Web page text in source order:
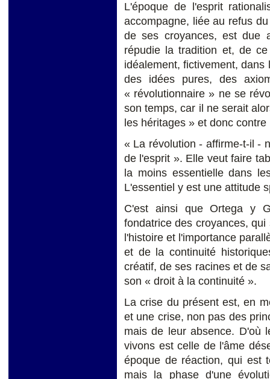
L'époque de l'esprit
accompagne, liée au refus
de ses croyances, est due
répudie la tradition et, de
idéalement, fictivement,
des idées pures, des
« révolutionnaire » ne se
son temps, car il ne serait
les héritages » et donc
« La révolution - affirme-t-il -
de l'esprit ». Elle veut faire
la moins essentielle dans
L'essentiel y est une attitude
C'est ainsi que Ortega y
fondatrice des croyances,
l'histoire et l'importance
et de la continuité
créatif, de ses racines et de
son « droit à la continuité ».
La crise du présent est, en
et une crise, non pas des
mais de leur absence. D'où
vivons est celle de l'âme
époque de réaction, qui est
mais la phase d'une